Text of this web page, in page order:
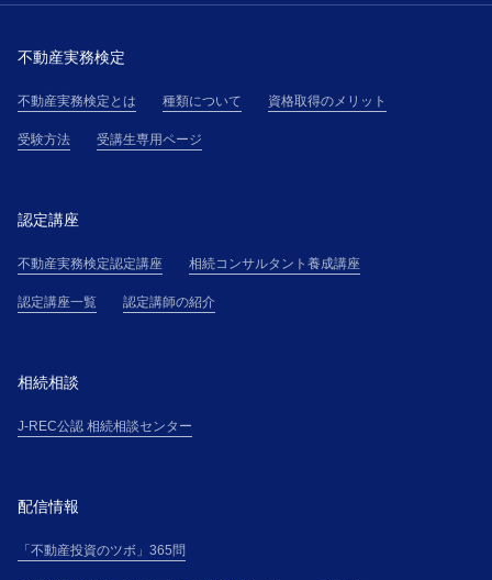
不動産実務検定
不動産実務検定とは 種類について 資格取得のメリット
受験方法 受講生専用ページ
認定講座
不動産実務検定認定講座 相続コンサルタント養成講座
認定講座一覧 認定講師の紹介
相続相談
J-REC公認 相続相談センター
配信情報
「不動産投資のツボ」365問